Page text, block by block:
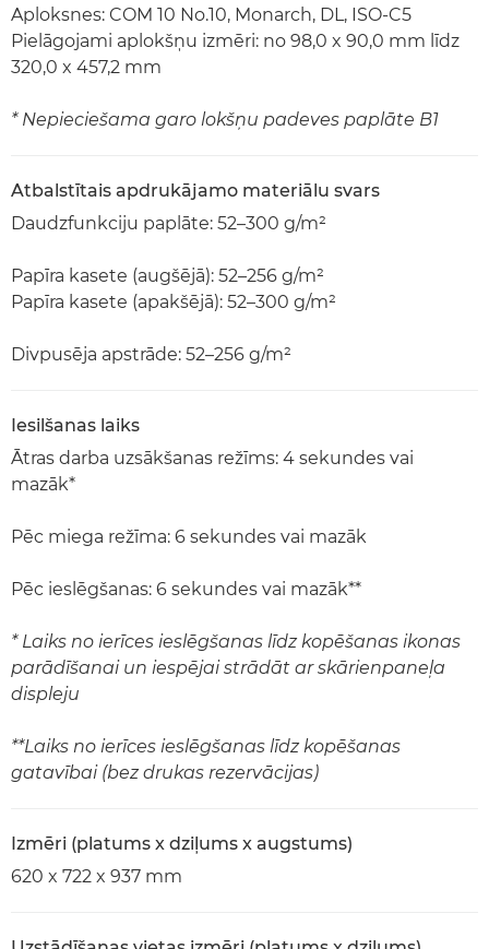
Aploksnes: COM 10 No.10, Monarch, DL, ISO-C5
Pielāgojami aplokšņu izmēri: no 98,0 x 90,0 mm līdz
320,0 x 457,2 mm
* Nepieciešama garo lokšņu padeves paplāte B1
Atbalstītais apdrukājamo materiālu svars
Daudzfunkciju paplāte: 52–300 g/m²
Papīra kasete (augšējā): 52–256 g/m²
Papīra kasete (apakšējā): 52–300 g/m²
Divpusēja apstrāde: 52–256 g/m²
Iesilšanas laiks
Ātras darba uzsākšanas režīms: 4 sekundes vai
mazāk*
Pēc miega režīma: 6 sekundes vai mazāk
Pēc ieslēgšanas: 6 sekundes vai mazāk**
* Laiks no ierīces ieslēgšanas līdz kopēšanas ikonas
parādīšanai un iespējai strādāt ar skārienpaneļa
displeju
**Laiks no ierīces ieslēgšanas līdz kopēšanas
gatavībai (bez drukas rezervācijas)
Izmēri (platums x dziļums x augstums)
620 x 722 x 937 mm